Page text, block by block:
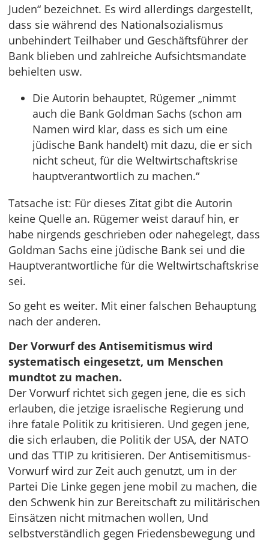
Juden“ bezeichnet. Es wird allerdings dargestellt,
dass sie während des Nationalsozialismus
unbehindert Teilhaber und Geschäftsführer der
Bank blieben und zahlreiche Aufsichtsmandate
behielten usw.
Die Autorin behauptet, Rügemer „nimmt
auch die Bank Goldman Sachs (schon am
Namen wird klar, dass es sich um eine
jüdische Bank handelt) mit dazu, die er sich
nicht scheut, für die Weltwirtschaftskrise
hauptverantwortlich zu machen.“
Tatsache ist: Für dieses Zitat gibt die Autorin
keine Quelle an. Rügemer weist darauf hin, er
habe nirgends geschrieben oder nahegelegt, dass
Goldman Sachs eine jüdische Bank sei und die
Hauptverantwortliche für die Weltwirtschaftskrise
sei.
So geht es weiter. Mit einer falschen Behauptung
nach der anderen.
Der Vorwurf des Antisemitismus wird
systematisch eingesetzt, um Menschen
mundtot zu machen.
Der Vorwurf richtet sich gegen jene, die es sich
erlauben, die jetzige israelische Regierung und
ihre fatale Politik zu kritisieren. Und gegen jene,
die sich erlauben, die Politik der USA, der NATO
und das TTIP zu kritisieren. Der Antisemitismus-
Vorwurf wird zur Zeit auch genutzt, um in der
Partei Die Linke gegen jene mobil zu machen, die
den Schwenk hin zur Bereitschaft zu militärischen
Einsätzen nicht mitmachen wollen, Und
selbstverständlich gegen Friedensbewegung und